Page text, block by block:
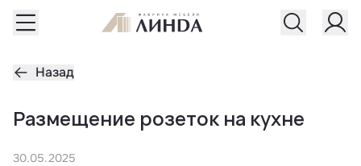
Назад
Размещение розеток на кухне
30.05.2025